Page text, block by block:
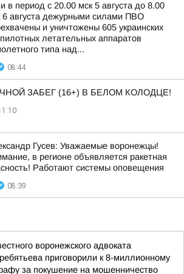
в период с 20.00 мск 5 августа до 8.00
6 августа дежурными силами ПВО
и уничтожены 605 украинских
летательных аппаратов
типа над...
08:44
ЗАБЕГ (16+) В БЕЛОМ КОЛОДЦЕ!
Гусев: Уважаемые воронежцы!
в регионе объявляется ракетная
Работают системы оповещения
08:39
воронежского адвоката
приговорили к 8-миллионному
за покушение на мошенничество